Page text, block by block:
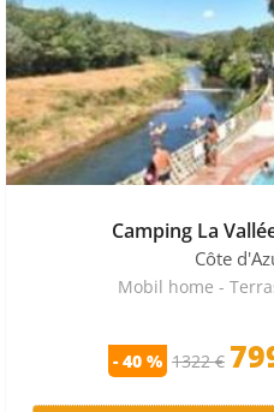
Camping La
Côte
Mobil home -
- 40 % 1322 €